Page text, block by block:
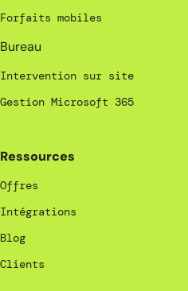
Forfaits mobiles
Bureau
Intervention sur site
Gestion Microsoft 365
Ressources
Offres
Intégrations
Blog
Clients